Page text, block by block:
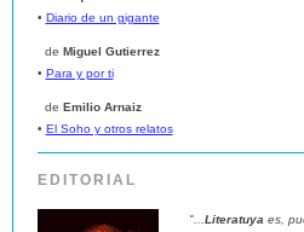
• Diario de un gigante
de Miguel Gutierrez
• Para y por ti
de Emilio Arnaiz
• El Soho y otros relatos
EDITORIAL
"... Literatuya es,